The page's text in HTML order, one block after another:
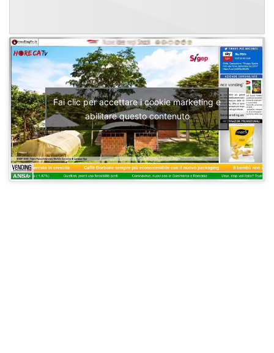
Fai clic per accettare i cookie marketing e
abilitare questo contenuto